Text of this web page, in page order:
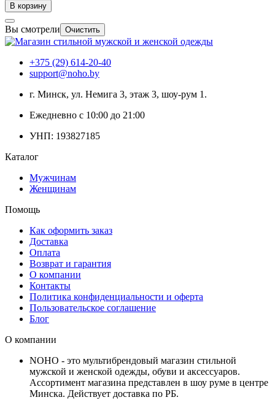
В корзину
Вы смотрели Очистить
+375 (29) 614-20-40
support@noho.by
г. Минск, ул. Немига 3, этаж 3, шоу-рум 1.
Ежедневно с 10:00 до 21:00
УНП: 193827185
Каталог
Мужчинам
Женщинам
Помощь
Как оформить заказ
Доставка
Оплата
Возврат и гарантия
О компании
Контакты
Политика конфиденциальности и оферта
Пользовательское соглашение
Блог
О компании
NOHO - это мультибрендовый магазин стильной
мужской и женской одежды, обуви и аксессуаров.
Ассортимент магазина представлен в шоу руме в центре
Минска. Действует доставка по РБ.